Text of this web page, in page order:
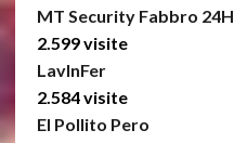
MT Security Fabbro 24H
2.599 visite
LavInFer
2.584 visite
El Pollito Pero